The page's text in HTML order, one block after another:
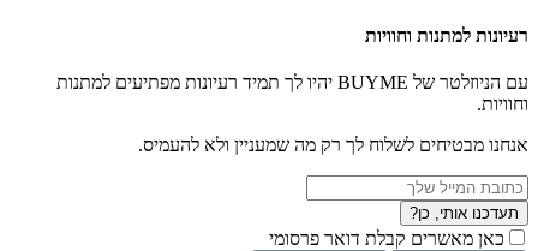
רעיונות למתנות וחוויות
עם הניוזלטר של BUYME יהיו לך תמיד רעיונות מפתיעים למתנות
וחוויות.
אנחנו מבטיחים לשלוח לך רק מה שמעניין ולא להעמיס.
תעדכנו אותי, כן?
כאן מאשרים קבלת דואר פרסומי